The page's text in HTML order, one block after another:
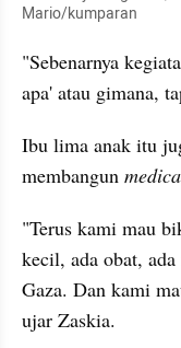
Mario/kumparan
"Sebenarnya
apa' atau gimana,
Ibu lima anak itu
membangun
"Terus kami mau
kecil, ada obat,
Gaza. Dan kami
ujar Zaskia.